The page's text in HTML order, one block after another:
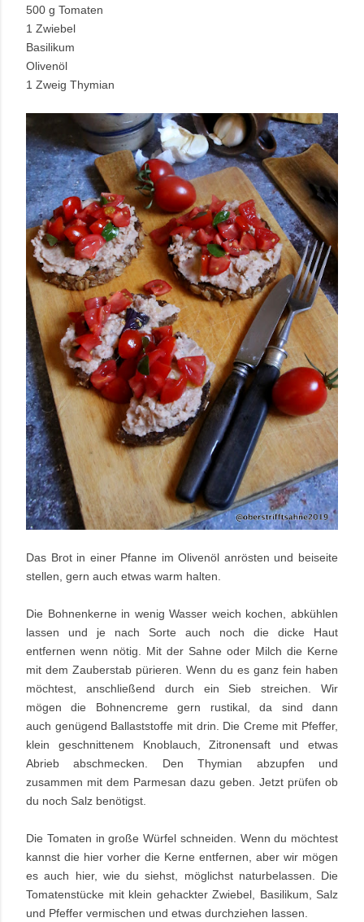
500 g Tomaten
1 Zwiebel
Basilikum
Olivenöl
1 Zweig Thymian
Das Brot in einer Pfanne im Olivenöl anrösten und beiseite
stellen, gern auch etwas warm halten.
Die Bohnenkerne in wenig Wasser weich kochen, abkühlen
lassen und je nach Sorte auch noch die dicke Haut
entfernen wenn nötig. Mit der Sahne oder Milch die Kerne
mit dem Zauberstab pürieren. Wenn du es ganz fein haben
möchtest, anschließend durch ein Sieb streichen. Wir
mögen die Bohnencreme gern rustikal, da sind dann
auch genügend Ballaststoffe mit drin. Die Creme mit Pfeffer,
klein geschnittenem Knoblauch, Zitronensaft und etwas
Abrieb abschmecken. Den Thymian abzupfen und
zusammen mit dem Parmesan dazu geben. Jetzt prüfen ob
du noch Salz benötigst.
Die Tomaten in große Würfel schneiden. Wenn du möchtest
kannst die hier vorher die Kerne entfernen, aber wir mögen
es auch hier, wie du siehst, möglichst naturbelassen. Die
Tomatenstücke mit klein gehackter Zwiebel, Basilikum, Salz
und Pfeffer vermischen und etwas durchziehen lassen.